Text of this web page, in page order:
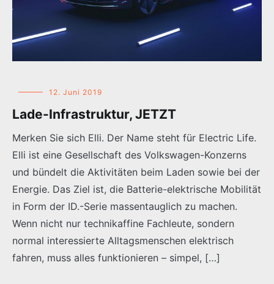
12. Juni 2019
Lade-Infrastruktur, JETZT
Merken Sie sich Elli. Der Name steht für Electric Life.
Elli ist eine Gesellschaft des Volkswagen-Konzerns
und bündelt die Aktivitäten beim Laden sowie bei der
Energie. Das Ziel ist, die Batterie-elektrische Mobilität
in Form der ID.-Serie massentauglich zu machen.
Wenn nicht nur technikaffine Fachleute, sondern
normal interessierte Alltagsmenschen elektrisch
fahren, muss alles funktionieren – simpel, […]